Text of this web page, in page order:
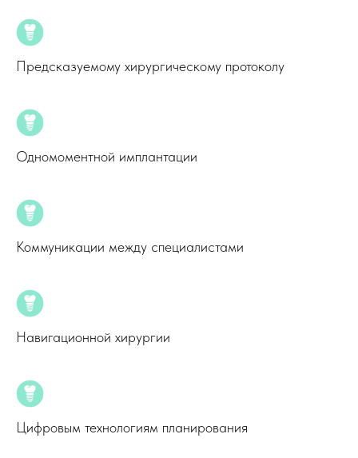
Предсказуемому хирургическому протоколу
Одномоментной имплантации
Коммуникации между специалистами
Навигационной хирургии
Цифровым технологиям планирования